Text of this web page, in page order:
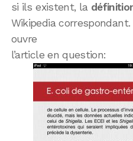
si ils existent, la
Wikipedia
ouvre
l’article en question: